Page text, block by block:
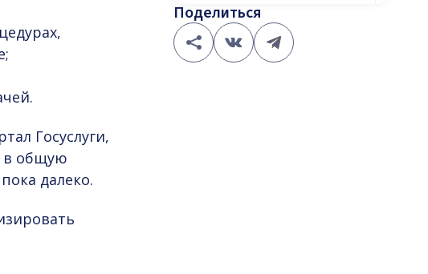
Госуслуги,
в общую
далеко.
Поделиться